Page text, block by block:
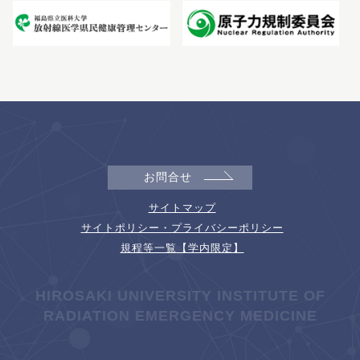
お問合せ
サイトマップ
サイトポリシー・プライバシーポリシー
規程等一覧【学内限定】
HIROSAKI UNIVERSITY INSTITUTE OF
RADIATION EMERGENCY MEDICINE